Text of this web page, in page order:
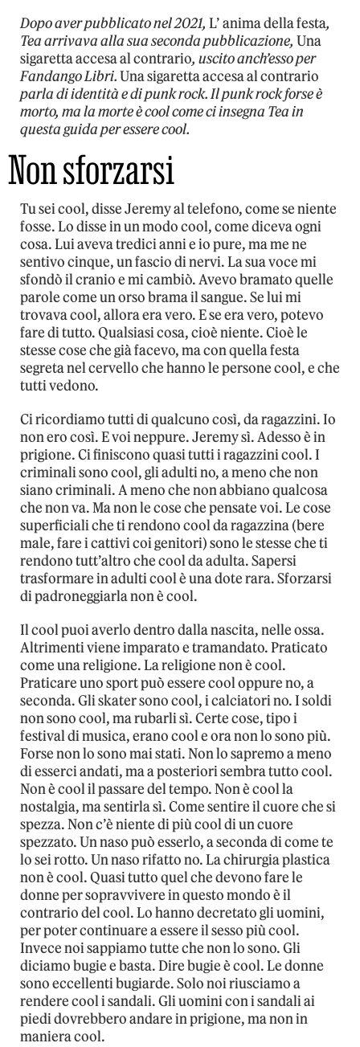
Dopo aver pubblicato nel 2021, L’ anima della festa,
Tea arrivava alla sua seconda pubblicazione, Una
sigaretta accesa al contrario, uscito anch’esso per
Fandango Libri.Una sigaretta accesa al contrario
parla di identità e di punk rock. Il punk rock forse è
morto, ma la morte è cool come ci insegna Tea in
questa guida per essere cool.
Non sforzarsi
Tu sei cool, disse Jeremy al telefono, come se niente
fosse. Lo disse in un modo cool, come diceva ogni
cosa. Lui aveva tredici anni e io pure, ma me ne
sentivo cinque, un fascio di nervi. La sua voce mi
sfondò il cranio e mi cambiò. Avevo bramato quelle
parole come un orso brama il sangue. Se lui mi
trovava cool, allora era vero. E se era vero, potevo
fare di tutto. Qualsiasi cosa, cioè niente. Cioè le
stesse cose che già facevo, ma con quella festa
segreta nel cervello che hanno le persone cool, e che
tutti vedono.
Ci ricordiamo tutti di qualcuno così, da ragazzini. Io
non ero così. E voi neppure. Jeremy sì. Adesso è in
prigione. Ci finiscono quasi tutti i ragazzini cool. I
criminali sono cool, gli adulti no, a meno che non
siano criminali. A meno che non abbiano qualcosa
che non va. Ma non le cose che pensate voi. Le cose
superficiali che ti rendono cool da ragazzina (bere
male, fare i cattivi coi genitori) sono le stesse che ti
rendono tutt’altro che cool da adulta. Sapersi
trasformare in adulti cool è una dote rara. Sforzarsi
di padroneggiarla non è cool.
Il cool puoi averlo dentro dalla nascita, nelle ossa.
Altrimenti viene imparato e tramandato. Praticato
come una religione. La religione non è cool.
Praticare uno sport può essere cool oppure no, a
seconda. Gli skater sono cool, i calciatori no. I soldi
non sono cool, ma rubarli sì. Certe cose, tipo i
festival di musica, erano cool e ora non lo sono più.
Forse non lo sono mai stati. Non lo sapremo a meno
di esserci andati, ma a posteriori sembra tutto cool.
Non è cool il passare del tempo. Non è cool la
nostalgia, ma sentirla sì. Come sentire il cuore che si
spezza. Non c’è niente di più cool di un cuore
spezzato. Un naso può esserlo, a seconda di come te
lo sei rotto. Un naso rifatto no. La chirurgia plastica
non è cool. Quasi tutto quel che devono fare le
donne per sopravvivere in questo mondo è il
contrario del cool. Lo hanno decretato gli uomini,
per poter continuare a essere il sesso più cool.
Invece noi sappiamo tutte che non lo sono. Gli
diciamo bugie e basta. Dire bugie è cool. Le donne
sono eccellenti bugiarde. Solo noi riusciamo a
rendere cool i sandali. Gli uomini con i sandali ai
piedi dovrebbero andare in prigione, ma non in
maniera cool.